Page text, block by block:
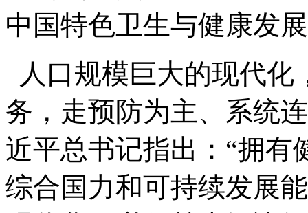
中国特色卫生与健康发
人口规模巨大的现代化
务，走预防为主、系统
近平总书记指出：“拥有
综合国力和可持续发展